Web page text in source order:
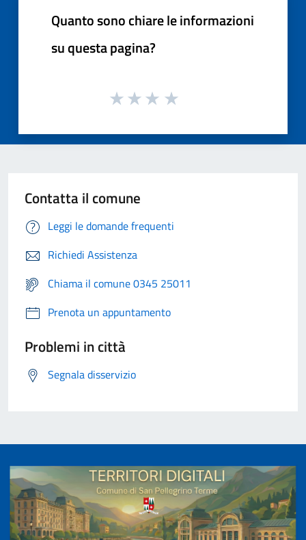
Quanto sono chiare le informazioni
su questa pagina?
Contatta il comune
Leggi le domande frequenti
Richiedi Assistenza
Chiama il comune 0345 25011
Prenota un appuntamento
Problemi in città
Segnala disservizio